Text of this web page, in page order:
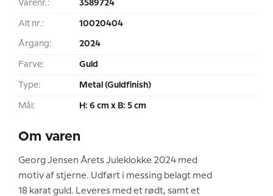
Varenr.: 3589724
Alt nr.: 10020404
Årgang: 2024
Farve: Guld
Type: Metal (Guldfinish)
Mål: H: 6 cm x B: 5 cm
Om varen
Georg Jensen Årets Juleklokke 2024 med
motiv af stjerne. Udført i messing belagt med
18 karat guld. Leveres med et rødt, samt et